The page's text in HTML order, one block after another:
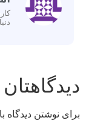
برای نوشتن دیدگاه